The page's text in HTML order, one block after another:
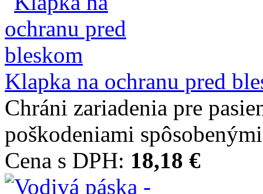
Klapka na ochranu pred
Chráni zariadenia pre
poškodeniami
Cena s DPH: 18,18 €